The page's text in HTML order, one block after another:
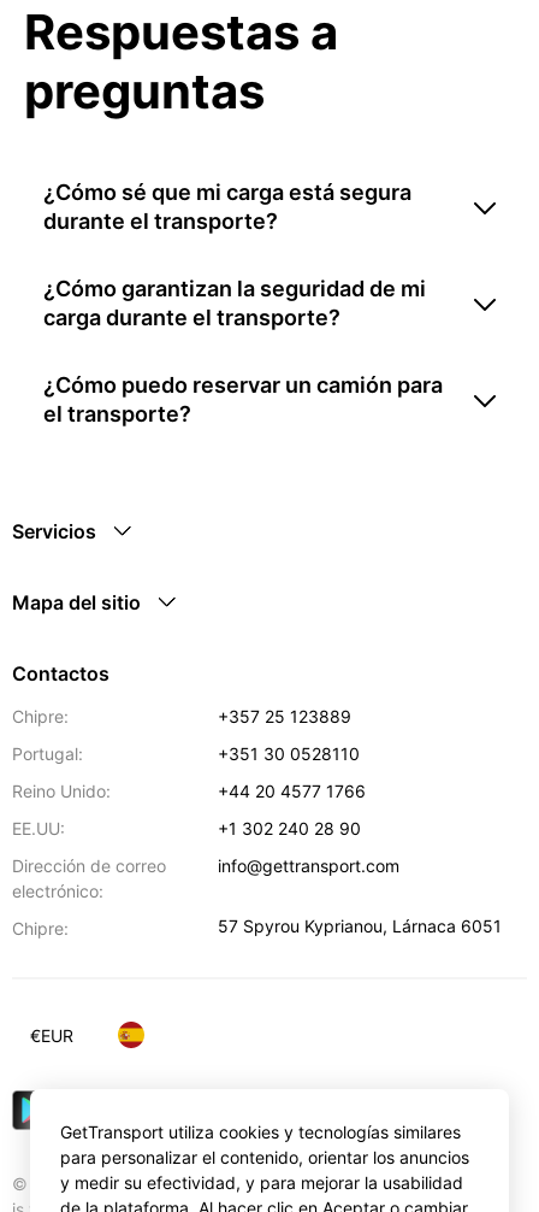
Respuestas a
preguntas
¿Cómo sé que mi carga está segura
durante el transporte?
¿Cómo garantizan la seguridad de mi
carga durante el transporte?
¿Cómo puedo reservar un camión para
el transporte?
Servicios
Mapa del sitio
Contactos
Chipre:
+357 25 123889
Portugal:
+351 30 0528110
Reino Unido:
+44 20 4577 1766
EE.UU:
+1 302 240 28 90
Dirección de correo
electrónico:
info@gettransport.com
Chipre: 57 Spyrou Kyprianou, Lárnaca 6051
© Gettransport International Limited. GetTransport®
€EUR
GetTransport utiliza cookies y tecnologías similares
para personalizar el contenido, orientar los anuncios
y medir su efectividad, y para mejorar la usabilidad
de la plataforma. Al hacer clic en Aceptar o cambiar